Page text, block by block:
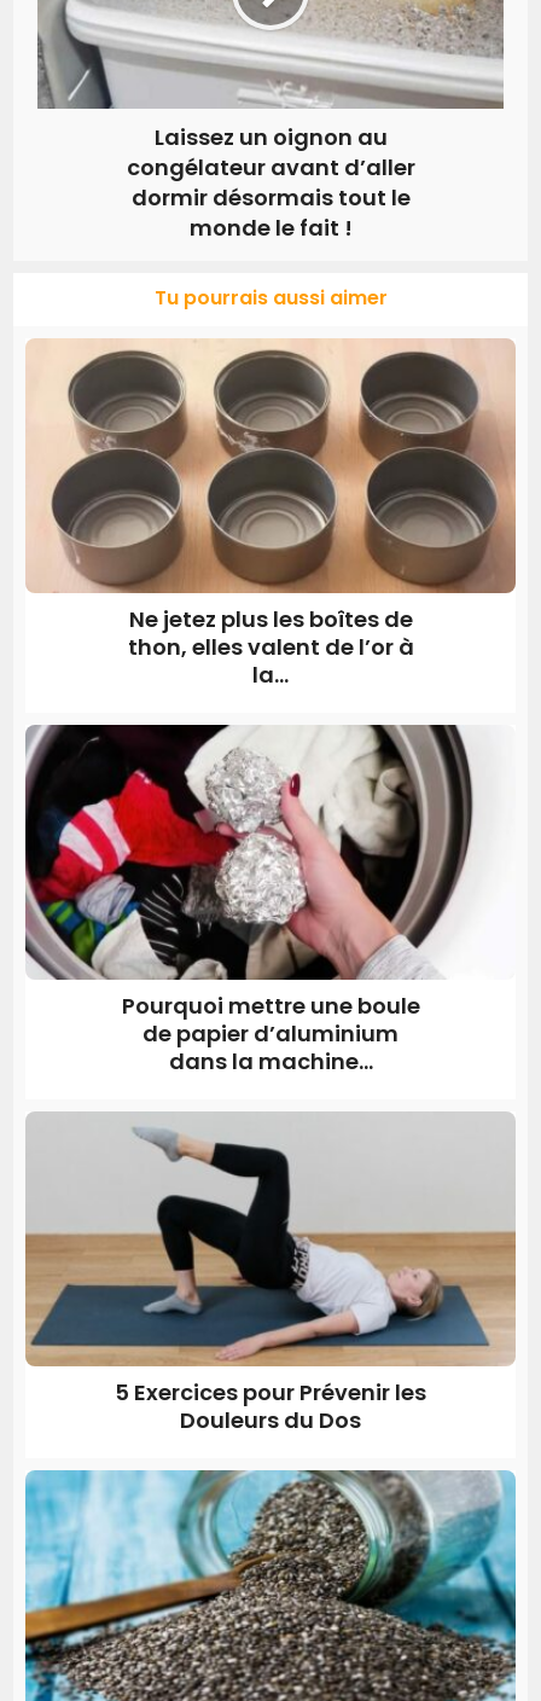
Laissez un oignon au
congélateur avant d’aller
dormir désormais tout le
monde le fait !
Tu pourrais aussi aimer
Ne jetez plus les boîtes de
thon, elles valent de l’or à
la...
Pourquoi mettre une boule
de papier d’aluminium
dans la machine...
5 Exercices pour Prévenir les
Douleurs du Dos